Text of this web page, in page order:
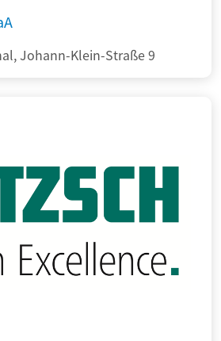
Johann-Klein-Straße 9